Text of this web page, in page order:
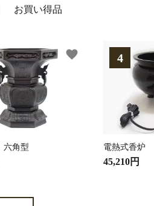
お買い得品
角型
favorite
電熱式香炉
45,210円